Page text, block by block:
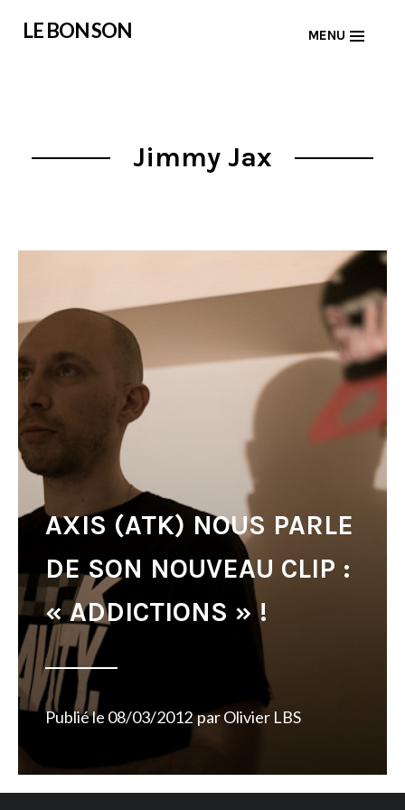
LE BON SON MENU
Jimmy Jax
AXIS (ATK) NOUS PARLE
DE SON NOUVEAU CLIP :
« ADDICTIONS » !
Publié le 08/03/2012 parOlivier LBS